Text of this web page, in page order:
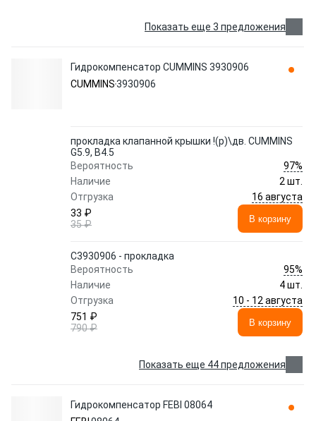
Показать еще 3 предложения
Гидрокомпенсатор CUMMINS 3930906
CUMMINS3930906
прокладка клапанной крышки !(р)\дв. CUMMINS
G5.9, B4.5
Вероятность
97%
Наличие
2 шт.
Отгрузка
16 августа
33 ₽
35 ₽
В корзину
C3930906 - прокладка
Вероятность
95%
Наличие
4 шт.
Отгрузка
10 - 12 августа
751 ₽
790 ₽
В корзину
Показать еще 44 предложения
Гидрокомпенсатор FEBI 08064